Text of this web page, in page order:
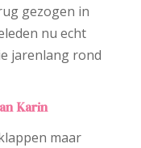
gezogen in
nu echt
jarenlang rond
Karin
maar